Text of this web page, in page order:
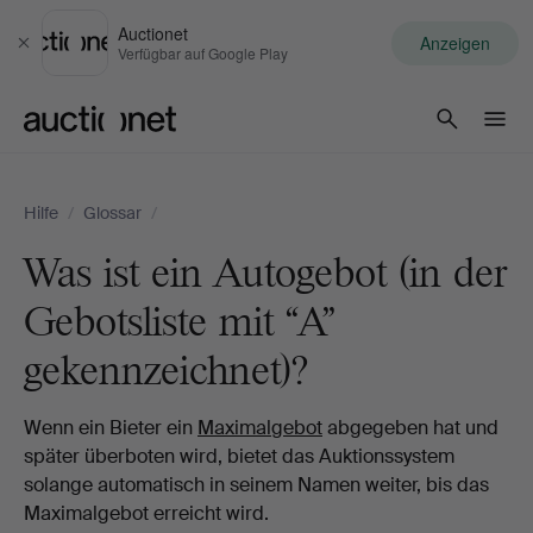
Schließen
Auctionet
Verfügbar auf Google Play Anzeigen
Hilfe / Glossar /
Was ist ein Autogebot (in der
Gebotsliste mit “A”
gekennzeichnet)?
Wenn ein Bieter ein Maximalgebotabgegeben hat und
später überboten wird, bietet das Auktionssystem
solange automatisch in seinem Namen weiter, bis das
Maximalgebot erreicht wird.